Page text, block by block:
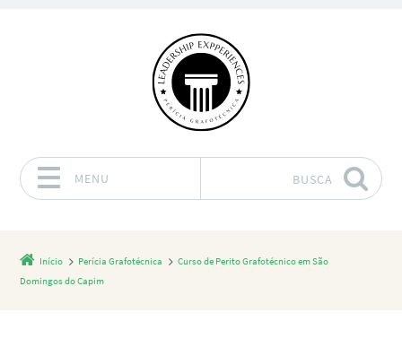
MENU BUSCA
Início Perícia Grafotécnica
Curso de Perito Grafotécnico em São
Domingos do Capim